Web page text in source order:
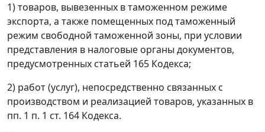
1) товаров, вывезенных в таможенном режиме
экспорта, а также помещенных под таможенный
режим свободной таможенной зоны, при условии
представления в налоговые органы документов,
предусмотренных статьей 165 Кодекса;
2) работ (услуг), непосредственно связанных с
производством и реализацией товаров, указанных в
пп. 1 п. 1 ст. 164 Кодекса.